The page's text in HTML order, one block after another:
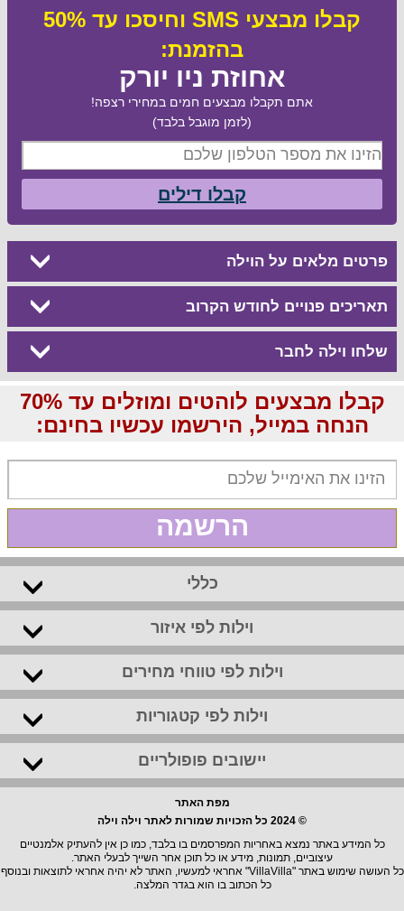
קבלו מבצעי SMS וחיסכו עד 50%
בהזמנת:
אחוזת ניו יורק
אתם תקבלו מבצעים חמים במחירי רצפה!
(לזמן מוגבל בלבד)
קבלו דילים
פרטים מלאים על הוילה
תאריכים פנויים לחודש הקרוב
שלחו וילה לחבר
קבלו מבצעים לוהטים ומוזלים עד 70%
הנחה במייל, הירשמו עכשיו בחינם:
הרשמה
כללי
וילות לפי איזור
וילות לפי טווחי מחירים
וילות לפי קטגוריות
יישובים פופולריים
מפת האתר
© 2024 כל הזכויות שמורות לאתר וילה וילה
כל המידע באתר נמצא באחריות המפרסמים בו בלבד, כמו כן אין להעתיק אלמנטיים
עיצוביים, תמונות, מידע או כל תוכן אחר השייך לבעלי האתר.
כל העושה שימוש באתר "VillaVilla" אחראי למעשיו, האתר לא יהיה אחראי לתוצאות ובנוסף
כל הכתוב בו הוא בגדר המלצה.